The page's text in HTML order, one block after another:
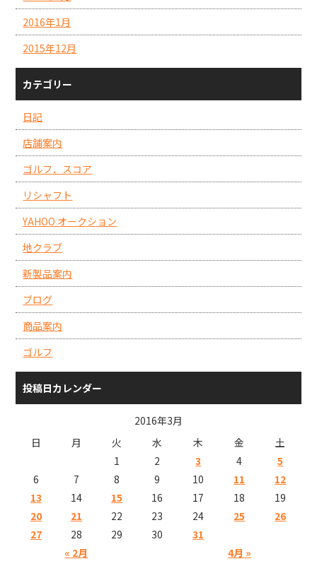
2016年1月
2015年12月
カテゴリー
日記
店舗案内
ゴルフ．スコア
リシャフト
YAHOO オークション
地クラブ
新製品案内
ブログ
商品案内
ゴルフ
投稿日カレンダー
2016年3月
日
月 火 水 木 金 土
« 2月 4月 »
1 2 3 4
5
6
7 8 9 10 11
12
13
14 15 16 17 18
19
20
21 22 23 24 25
26
27
28 29 30 31